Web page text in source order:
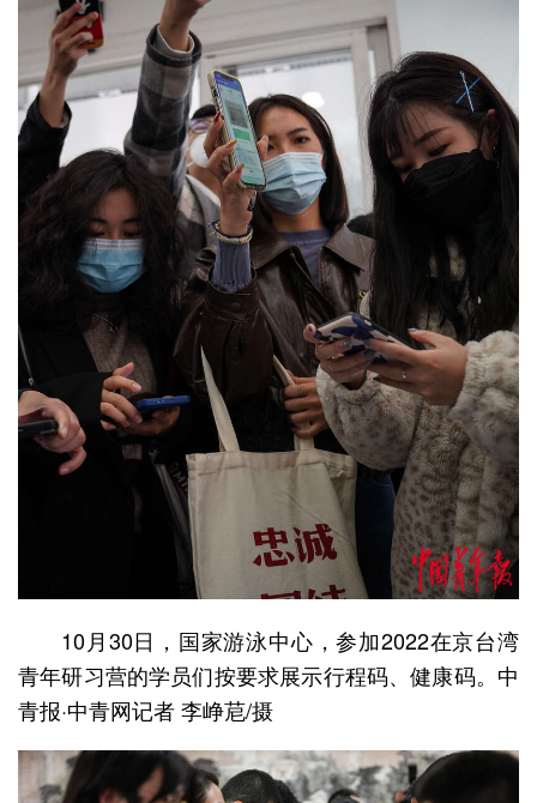
10月30日，国家游泳中心，参加2022在京台湾
青年研习营的学员们按要求展示行程码、健康码。中
青报·中青网记者 李峥苨/摄